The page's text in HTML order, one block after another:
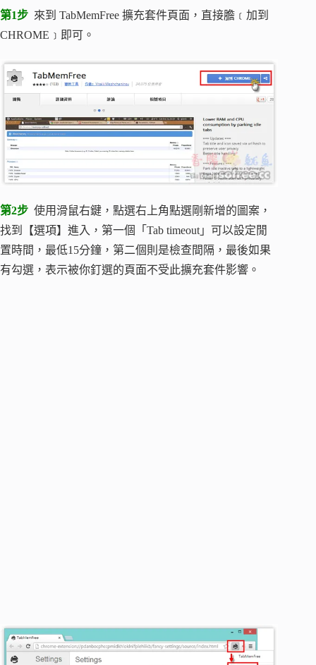
第1步 來到 TabMemFree 擴充套件頁面，直接膽﹝加到
CHROME﹞即可。
第2步 使用滑鼠右鍵，點選右上角點選剛新增的圖案，
找到【選項】進入，第一個「Tab timeout」可以設定閒
置時間，最低15分鐘，第二個則是檢查間隔，最後如果
有勾選，表示被你釘選的頁面不受此擴充套件影響。